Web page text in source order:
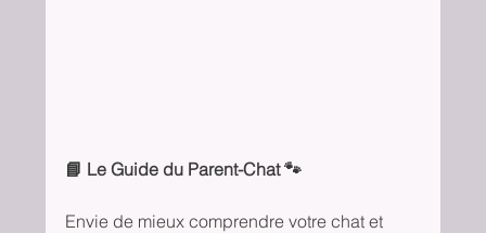
📘 Le Guide du Parent-Chat 🐾
Envie de mieux comprendre votre chat et